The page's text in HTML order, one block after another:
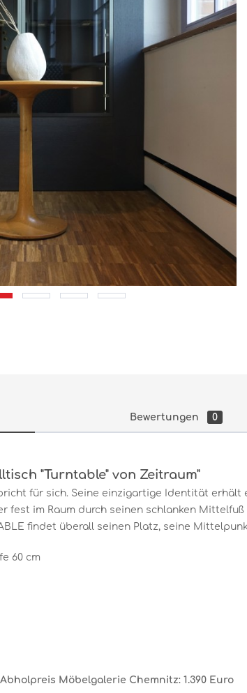
Bewertungen 0
"Turntable" von Zeitraum"
für sich. Seine einzigartige Identität
fest im Raum durch seinen schlanken
findet überall seinen Platz, seine
60 cm
Möbelgalerie Chemnitz: 1.390 Euro